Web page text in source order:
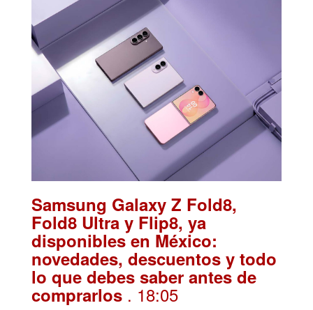
Samsung Galaxy Z Fold8,
Fold8 Ultra y Flip8, ya
disponibles en México:
novedades, descuentos y todo
lo que debes saber antes de
comprarlos . 18:05